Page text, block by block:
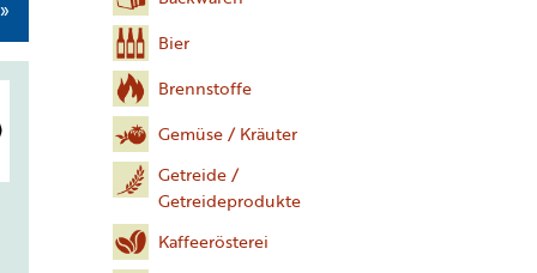
Bier
Brennstoffe
Gemüse / Kräuter
Getreide /
Getreideprodukte
Kaffeerösterei